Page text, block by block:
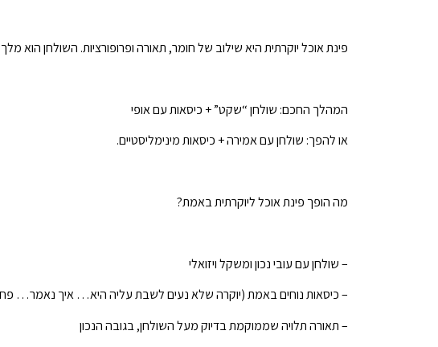
פינת אוכל יוקרתית היא שילוב של חומר, תאורה ופרופורציות. השולחן
המהלך החכם: שולחן “שקט” + כיסאות עם אופי
או להפך: שולחן עם אמירה + כיסאות מינימליסטיים.
מה הופך פינת אוכל ליוקרתית באמת?
– שולחן עם עובי נכון ומשקל ויזואלי
– כיסאות נוחים באמת (יוקרה שלא נעים לשבת עליה היא… איך נאמר…
– תאורה תלויה שממוקמת בדיוק מעל השולחן, בגובה הנכון